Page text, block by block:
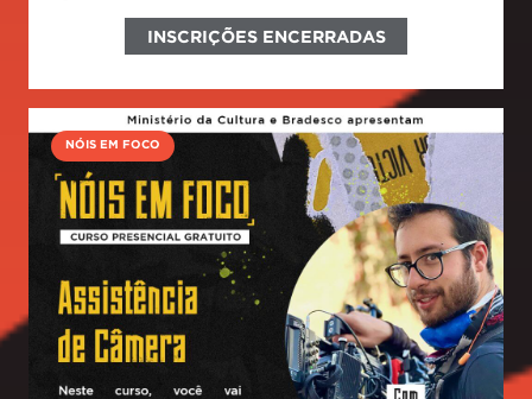
INSCRIÇÕES ENCERRADAS
NÓIS EM FOCO